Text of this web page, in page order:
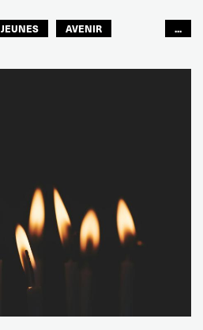
JEUNES
AVENIR
...